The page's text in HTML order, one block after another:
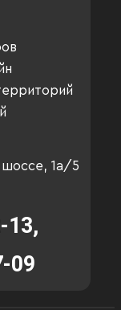
шоссе, 1а/5
13,
09